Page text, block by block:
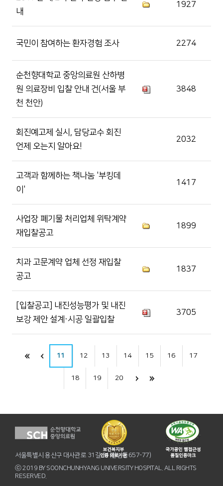
내
1927
국민이 참여하는 환자경험 조사 2274
순천향대학교 중앙의료원 산하병
원 의료장비 입찰 안내 건(서울 부
천 천안)
3848
회진예고제 실시, 담당교수 회진
언제 오는지 알아요!
2032
고객과 함께하는 책나눔 '부킹데
이'
1417
사업장 폐기물 처리업체 위탁계약
재입찰공고
1899
치과 고문계약 업체 선정 재입찰
공고
1837
[입찰공고] 내진성능평가 및 내진
보강 제안 설계·시공 일괄입찰
3705
11 12 13 14 15 16 17
18 19 20
서울특별시 용산구 대사관로 31길 31(한남동657-77)
ⓒ 2019 BY SOONCHUNHYANG UNIVERSITY HOSPITAL. ALL RIGHTS
RESERVED.